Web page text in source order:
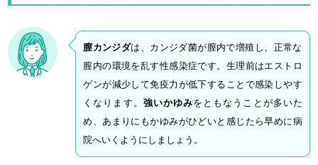
膣カンジダは、カンジダ菌が膣内で増殖し、正常な
膣内の環境を乱す性感染症です。生理前はエストロ
ゲンが減少して免疫力が低下することで感染しやす
くなります。 強いかゆみをともなうことが多いた
め、あまりにもかゆみがひどいと感じたら早めに病
院へいくようにしましょう。